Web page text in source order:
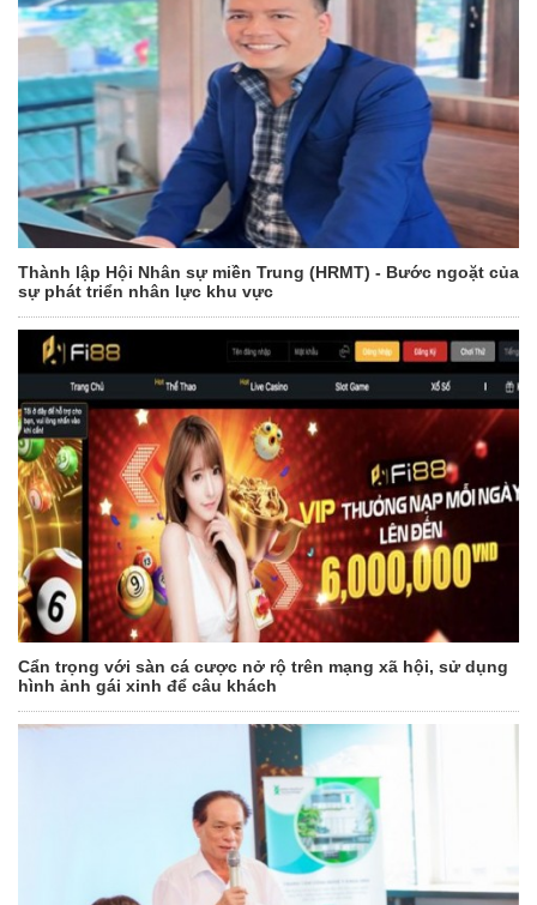
Thành lập Hội Nhân sự miền Trung (HRMT) - Bước ngoặt của
sự phát triển nhân lực khu vực
Cẩn trọng với sàn cá cược nở rộ trên mạng xã hội, sử dụng
hình ảnh gái xinh để câu khách